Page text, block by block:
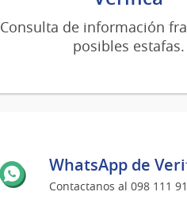
Consulta de información
posibles estafas.
WhatsApp de
Contactanos al 098 111